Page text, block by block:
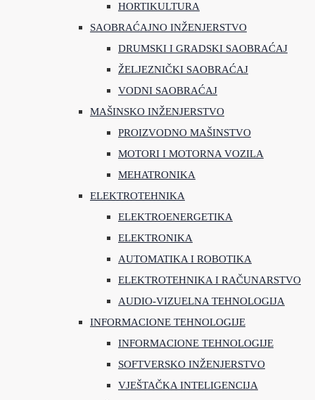
HORTIKULTURA
SAOBRAĆAJNO INŽENJERSTVO
DRUMSKI I GRADSKI SAOBRAĆAJ
ŽELJEZNIČKI SAOBRAĆAJ
VODNI SAOBRAĆAJ
MAŠINSKO INŽENJERSTVO
PROIZVODNO MAŠINSTVO
MOTORI I MOTORNA VOZILA
MEHATRONIKA
ELEKTROTEHNIKA
ELEKTROENERGETIKA
ELEKTRONIKA
AUTOMATIKA I ROBOTIKA
ELEKTROTEHNIKA I RAČUNARSTVO
AUDIO-VIZUELNA TEHNOLOGIJA
INFORMACIONE TEHNOLOGIJE
INFORMACIONE TEHNOLOGIJE
SOFTVERSKO INŽENJERSTVO
VJEŠTAČKA INTELIGENCIJA